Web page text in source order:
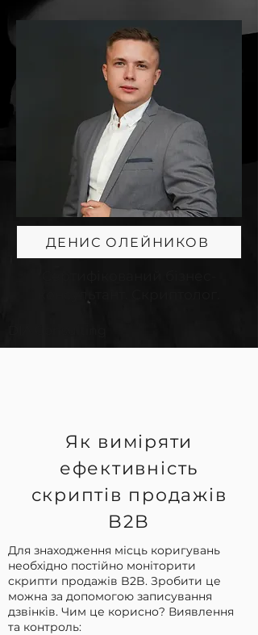
ДЕНИС ОЛЕЙНИКОВ
Як виміряти
ефективність
скриптів продажів
B2B
Для знаходження місць коригувань
необхідно постійно моніторити
скрипти продажів B2B. Зробити це
можна за допомогою записування
дзвінків. Чим це корисно? Виявлення
та контроль: